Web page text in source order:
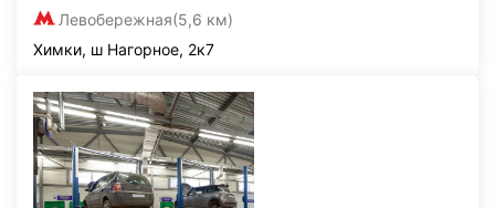
Левобережная(5,6 км)
Химки, ш Нагорное, 2к7